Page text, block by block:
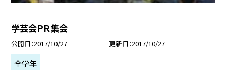
学芸会ＰＲ集会
公開日 2017/10/27 更新日 2017/10/27
全学年